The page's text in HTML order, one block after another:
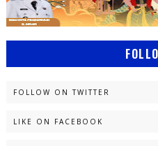
FOLLOW ON TWITTER
LIKE ON FACEBOOK